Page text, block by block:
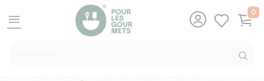
menu
0